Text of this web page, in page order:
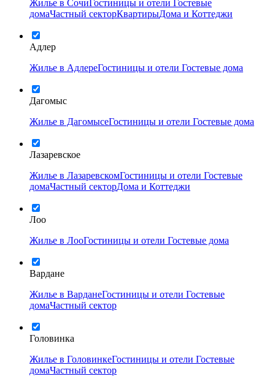
Жилье в Сочи Гостиницы и отели
Гостевые
домаЧастный секторКвартирыДома и Коттеджи
Адлер
Жилье в АдлереГостиницы и отели Гостевые дома
Дагомыс
Жилье в ДагомысеГостиницы и отели Гостевые дома
Лазаревское
Жилье в ЛазаревскомГостиницы и отели Гостевые
домаЧастный секторДома и Коттеджи
Лоо
Жилье в ЛооГостиницы и отели Гостевые дома
Вардане
Жилье в ВарданеГостиницы и отели Гостевые
домаЧастный сектор
Головинка
Жилье в ГоловинкеГостиницы и отели Гостевые
домаЧастный сектор